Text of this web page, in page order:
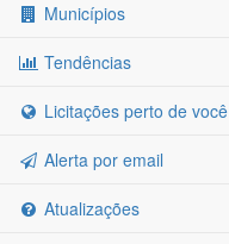
Municípios
Tendências
Licitações perto de você
Alerta por email
Atualizações